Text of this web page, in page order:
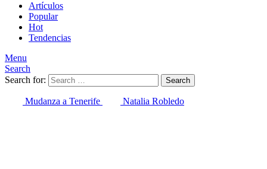
Artículos
Popular
Hot
Tendencias
Menu
Search
Search for:
Search
Mudanza a Tenerife Natalia Robledo